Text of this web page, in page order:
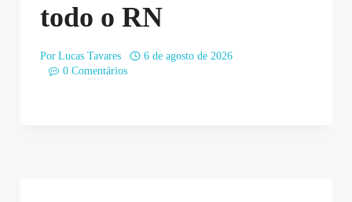
todo o RN
Por Lucas Tavares
6 de agosto de 2026
0 Comentários